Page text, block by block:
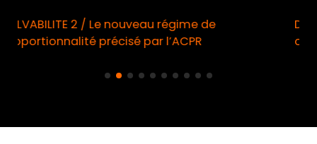
Démarchage téléphonique / Opt-in
obligatoire à compter du 11 août